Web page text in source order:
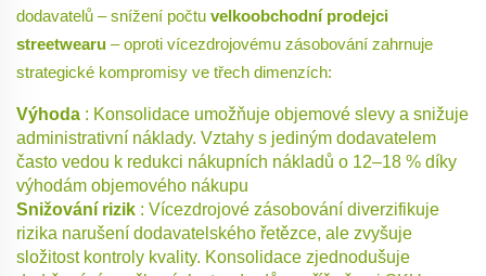
dodavatelů – snížení počtu velkoobchodní prodejci
streetwearu – oproti vícezdrojovému zásobování zahrnuje
strategické kompromisy ve třech dimenzích:
Výhoda : Konsolidace umožňuje objemové slevy a snižuje
administrativní náklady. Vztahy s jediným dodavatelem
často vedou k redukci nákupních nákladů o 12–18 % díky
výhodám objemového nákupu
Snižování rizik : Vícezdrojové zásobování diverzifikuje
rizika narušení dodavatelského řetězce, ale zvyšuje
složitost kontroly kvality. Konsolidace zjednodušuje